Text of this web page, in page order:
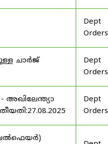
Dept
Orders
ചാർജ്
Dept
Orders
അഖിലേന്ത്യാ
Dept
Orders